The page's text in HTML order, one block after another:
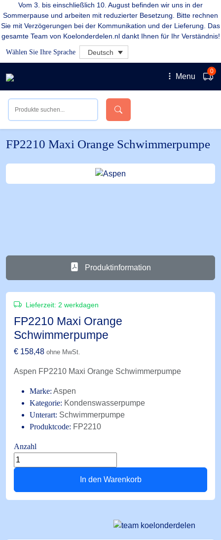
Vom 3. bis einschließlich 10. August befinden wir uns in der
Sommerpause und arbeiten mit reduzierter Besetzung. Bitte rechnen
Sie mit Verzögerungen bei der Kommunikation und der Lieferung. Das
gesamte Team von Koelonderdelen.nl dankt Ihnen für Ihr Verständnis!
Wählen Sie Ihre Sprache Deutsch
Menu
0
FP2210 Maxi Orange Schwimmerpumpe
Produktinformation
Lieferzeit: 2 werkdagen
FP2210 Maxi Orange
Schwimmerpumpe
€ 158,48 ohne MwSt.
Aspen FP2210 Maxi Orange Schwimmerpumpe
Marke: Aspen
Kategorie: Kondenswasserpumpe
Unterart: Schwimmerpumpe
Produktcode: FP2210
Anzahl
FP2210
Maxi
Schwimmerpumpe
In den Warenkorb